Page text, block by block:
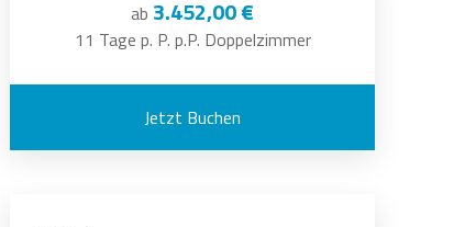
ab 3.452,00 €
11 Tage p. P. p.P. Doppelzimmer
Jetzt Buchen